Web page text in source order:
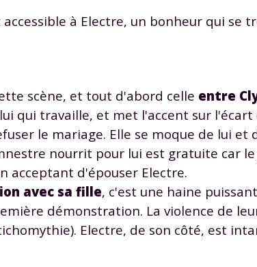
à Electre, un bonheur qui se
scène, et tout d'abord celle entre
qui travaille, et met l'accent sur
le mariage. Elle se moque de lui et
nourrit pour lui est gratuite car
acceptant d'épouser Electre.
avec sa fille, c'est une haine
démonstration. La violence de
Electre, de son côté, est
de progresser et de
votre année scolaire ?